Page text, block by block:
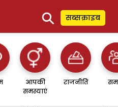
⚲ सब्सक्राइब
आपकी
समस्याएं
राजनीति